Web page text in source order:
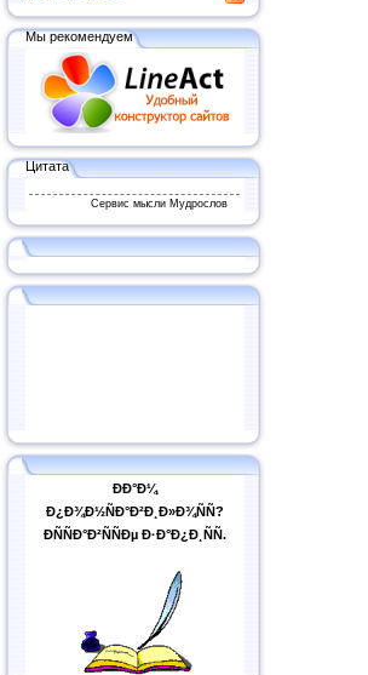
Мы рекомендуем
Цитата
Сервис мысли Мудрослов
ÐÐ°Ð¼
Ð¿Ð¾Ð½ÑÐ°Ð²Ð¸Ð»Ð¾ÑÑ?
ÐÑÑÐ°Ð²ÑÑÐµ Ð·Ð°Ð¿Ð¸ÑÑ.